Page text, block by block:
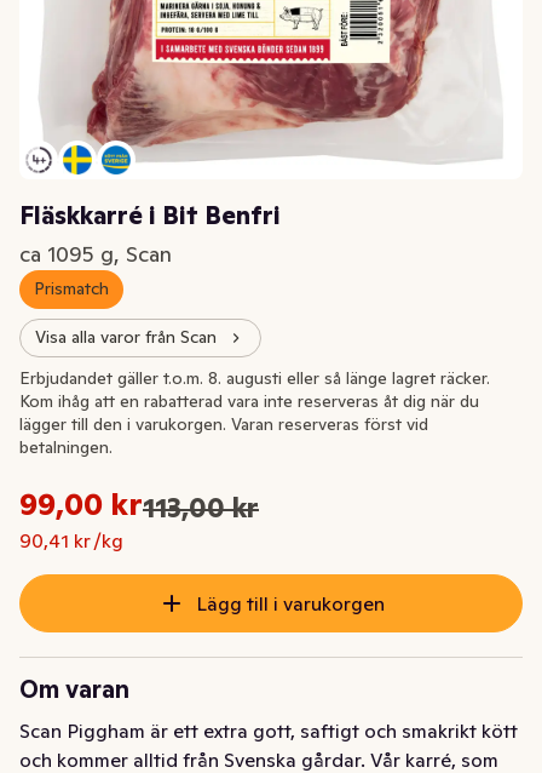
Fläskkarré i Bit Benfri
ca 1095 g, Scan
Prismatch
Visa alla varor från Scan
Extrapris
Ursprungspriset var: 113,00 kr
Nuvarande pris är: 99,00 kr
99,00 kr113,00 kr
90,41 kr /kg
Styckpris: 90,41 kr /kg
Erbjudandet gäller t.o.m. 8. augusti eller så länge lagret räcker.
Kom ihåg att en rabatterad vara inte reserveras åt dig när du
lägger till den i varukorgen. Varan reserveras först vid
betalningen.
Lägg till i varukorgen
Om varan
Scan Piggham är ett extra gott, saftigt och smakrikt kött
och kommer alltid från Svenska gårdar. Vår karré, som